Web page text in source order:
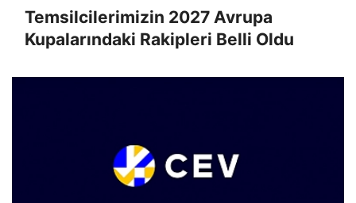
Temsilcilerimizin 2027 Avrupa
Kupalarındaki Rakipleri Belli Oldu